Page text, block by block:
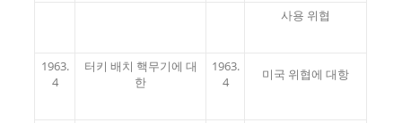
사용 위협
1963.
4
터키 배치 핵무기에 대
한
1963.
4
미국 위협에 대항